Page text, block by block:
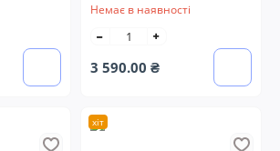
Немає в наявності
3 590.00 ₴
хіт